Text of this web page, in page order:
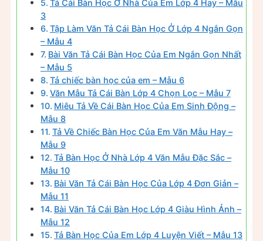
Tả Cái Bàn Học Ở Nhà Của Em Lớp 4 Hay – Mẫu
3
Tập Làm Văn Tả Cái Bàn Học Ở Lớp 4 Ngắn Gọn
– Mẫu 4
Bài Văn Tả Cái Bàn Học Của Em Ngắn Gọn Nhất
– Mẫu 5
Tả chiếc bàn học của em – Mẫu 6
Văn Mẫu Tả Cái Bàn Lớp 4 Chọn Lọc – Mẫu 7
Miêu Tả Về Cái Bàn Học Của Em Sinh Động –
Mẫu 8
Tả Về Chiếc Bàn Học Của Em Văn Mẫu Hay –
Mẫu 9
Tả Bàn Học Ở Nhà Lớp 4 Văn Mẫu Đặc Sắc –
Mẫu 10
Bài Văn Tả Cái Bàn Học Của Lớp 4 Đơn Giản –
Mẫu 11
Bài Văn Tả Cái Bàn Học Lớp 4 Giàu Hình Ảnh –
Mẫu 12
Tả Bàn Học Của Em Lớp 4 Luyện Viết – Mẫu 13